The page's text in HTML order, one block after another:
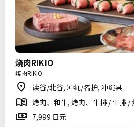
烧肉RIKIO
焼肉RIKIO
读谷/北谷, 冲绳/名护, 冲绳县
烤肉、和牛, 烤肉、牛排 / 牛排 /
7,999 日元